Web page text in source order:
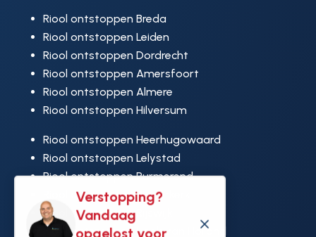
Verstopping?
Vandaag
opgelost voor
M
Riool ontstoppen Breda
Riool ontstoppen Leiden
Riool ontstoppen Dordrecht
Riool ontstoppen Amersfoort
Riool ontstoppen Almere
Riool ontstoppen Hilversum
Riool ontstoppen Heerhugowaard
Riool ontstoppen Lelystad
Riool ontstoppen Purmerend
Riool ontstoppen Ridderkerk
Riool ontstoppen Rijswijk
Riool ontstoppen Hoek van Holland